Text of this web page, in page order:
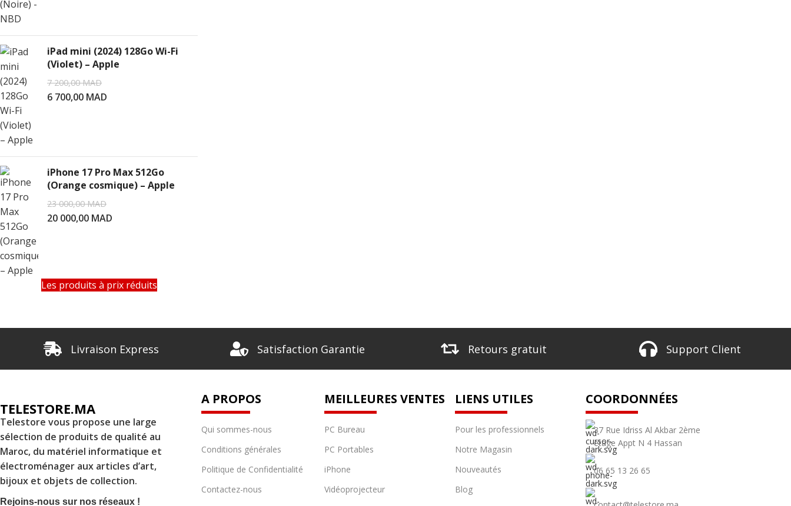
iPad mini (2024) 128Go Wi-Fi
(Violet) – Apple
7 200,00MAD
6 700,00 MAD
iPhone 17 Pro Max 512Go
(Orange cosmique) – Apple
23 000,00MAD
20 000,00 MAD
Les produits à prix réduits
Livraison Express Satisfaction Garantie Retours gratuit Support Client
TELESTORE.MA
Telestore vous propose une large
sélection de produits de qualité au
Maroc, du matériel informatique et
électroménager aux articles d’art,
bijoux et objets de collection.
Rejoins-nous sur nos réseaux !
A PROPOS
Qui sommes-nous
Conditions générales
Politique de Confidentialité
Contactez-nous
MEILLEURES VENTES
PC Bureau
PC Portables
iPhone
Vidéoprojecteur
LIENS UTILES
Pour les professionnels
Notre Magasin
Nouveautés
Blog
COORDONNÉES
37 Rue Idriss Al Akbar 2ème
étage Appt N 4 Hassan
06 65 13 26 65